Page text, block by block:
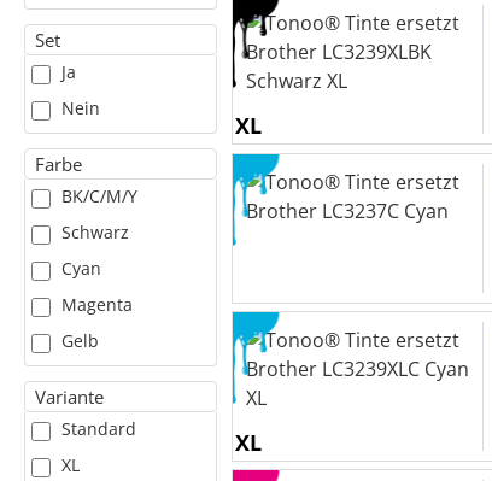
Set
Ja
Nein
Farbe
BK/C/M/Y
Schwarz
Cyan
Magenta
Gelb
Variante
Standard
XL
XL
XL